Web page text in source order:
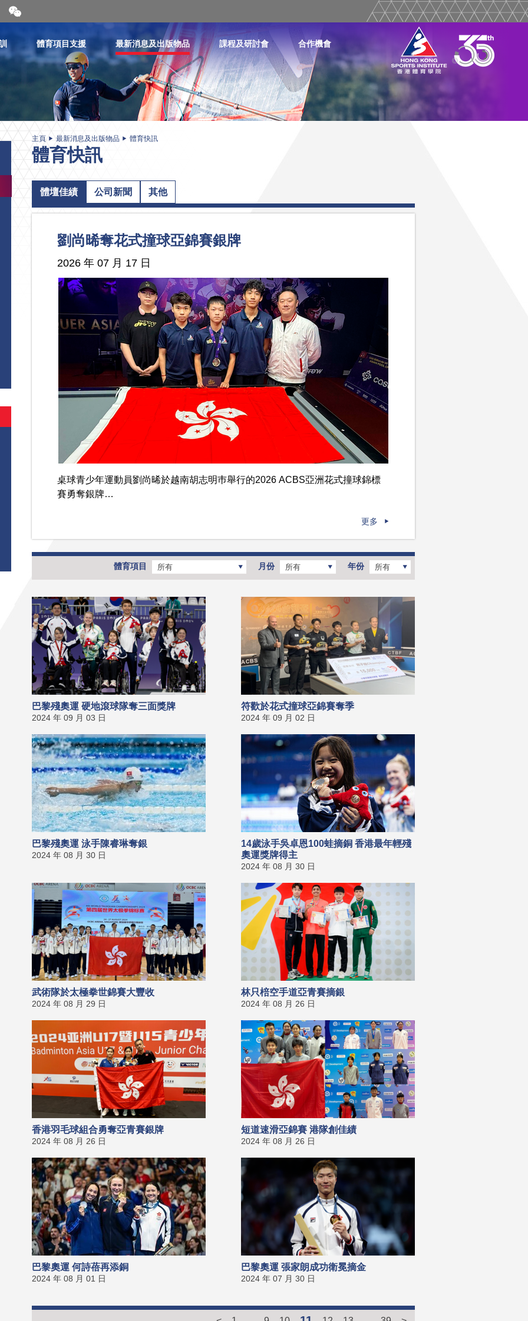
開
合
二
維
體育項目支援 最新消息及出版物品 課程及研討會 合作機會
主頁 最新消息及出版物品 體育快訊
體育快訊
體壇佳績 公司新聞 其他
劉尚晞奪花式撞球亞錦賽銀牌
2026 年 07 月 17 日
桌球青少年運動員劉尚晞於越南胡志明巿舉行的2026 ACBS亞洲花式撞球錦標
賽勇奪銀牌…
更多
年份 所有
月份 所有
體育項目 所有
巴黎殘奧運 硬地滾球隊奪三面獎牌
2024 年 09 月 03 日
符歡於花式撞球亞錦賽奪季
2024 年 09 月 02 日
巴黎殘奧運 泳手陳睿琳奪銀
2024 年 08 月 30 日
14歲泳手吳卓恩100蛙摘銅 香港最年輕殘
奧運獎牌得主
2024 年 08 月 30 日
武術隊於太極拳世錦賽大豐收
2024 年 08 月 29 日
林只棓空手道亞青賽摘銀
2024 年 08 月 26 日
香港羽毛球組合勇奪亞青賽銀牌
2024 年 08 月 26 日
短道速滑亞錦賽 港隊創佳績
2024 年 08 月 26 日
巴黎奧運 何詩蓓再添銅
2024 年 08 月 01 日
巴黎奧運 張家朗成功衛冕摘金
2024 年 07 月 30 日